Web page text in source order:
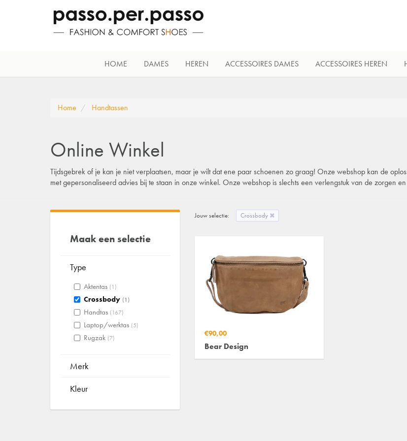
HOME DAMES HEREN ACCESSOIRES DAMES ACCESSOIRES HEREN
Home Handtassen
Online Winkel
Tijdsgebrek of je kan je niet verplaatsen, maar je wilt dat ene paar schoenen zo graag! Onze webshop kan de
met gepersonaliseerd advies bij te staan in onze winkel. Onze webshop is slechts een verlengstuk van de zorgen
Jouw selectie: Crossbody
€90,00
Bear Design
Maak een selectie
Type
Aktentas (1)
Crossbody (1)
Handtas (167)
Laptop/werktas (5)
Rugzak (7)
Merk
Kleur